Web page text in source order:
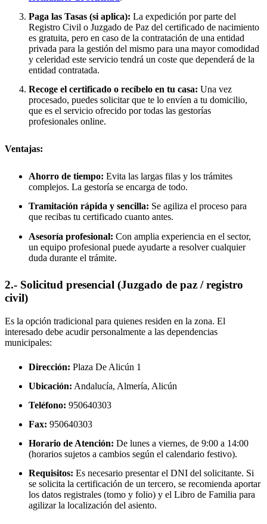
Paga las Tasas (si aplica): La expedición por parte del
Registro Civil o Juzgado de Paz del certificado de nacimiento
es gratuita, pero en caso de la contratación de una entidad
privada para la gestión del mismo para una mayor comodidad
y celeridad este servicio tendrá un coste que dependerá de la
entidad contratada.
Recoge el certificado o recíbelo en tu casa: Una vez
procesado, puedes solicitar que te lo envíen a tu domicilio,
que es el servicio ofrecido por todas las gestorías
profesionales online.
Ventajas:
Ahorro de tiempo: Evita las largas filas y los trámites
complejos. La gestoría se encarga de todo.
Tramitación rápida y sencilla: Se agiliza el proceso para
que recibas tu certificado cuanto antes.
Asesoría profesional: Con amplia experiencia en el sector,
un equipo profesional puede ayudarte a resolver cualquier
duda durante el trámite.
2.- Solicitud presencial (Juzgado de paz / registro
civil)
Es la opción tradicional para quienes residen en la zona. El
interesado debe acudir personalmente a las dependencias
municipales:
Dirección: Plaza De Alicún 1
Ubicación: Andalucía, Almería, Alicún
Teléfono: 950640303
Fax: 950640303
Horario de Atención: De lunes a viernes, de 9:00 a 14:00
(horarios sujetos a cambios según el calendario festivo).
Requisitos: Es necesario presentar el DNI del solicitante. Si
se solicita la certificación de un tercero, se recomienda aportar
los datos registrales (tomo y folio) y el Libro de Familia para
agilizar la localización del asiento.